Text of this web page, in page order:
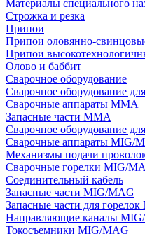
Материалы специального
Строжка и резка
Припои
Припои оловянно-
Припои
Олово и баббит
Сварочное оборудование
Сварочное оборудование
Сварочные аппараты MMA
Запасные части MMA
Сварочное оборудование
Сварочные аппараты MIG/
Механизмы подачи
Сварочные горелки MIG/
Соединительный кабель
Запасные части MIG/MAG
Запасные части для
Направляющие каналы
Токосъемники MIG/MAG